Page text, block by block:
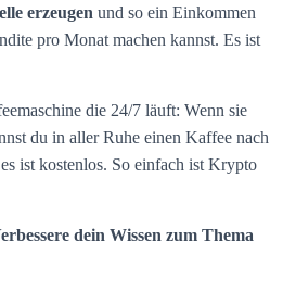
erzeugen und so ein Einkommen
pro Monat machen kannst. Es ist
die 24/7 läuft: Wenn sie
du in aller Ruhe einen Kaffee nach
ist kostenlos. So einfach ist Krypto
dein Wissen zum Thema